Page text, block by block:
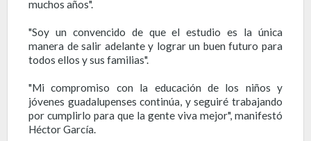
muchos años".
"Soy un convencido de que el estudio es la única
manera de salir adelante y lograr un buen futuro para
todos ellos y sus familias".
"Mi compromiso con la educación de los niños y
jóvenes guadalupenses continúa, y seguiré trabajando
por cumplirlo para que la gente viva mejor", manifestó
Héctor García.